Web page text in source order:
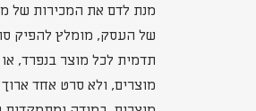
מנת לדם את המכירות של
של העסק, מומלץ להפיק
תדמית לכל מוצר בנפרד,
מוצרים, ולא סרט אחד